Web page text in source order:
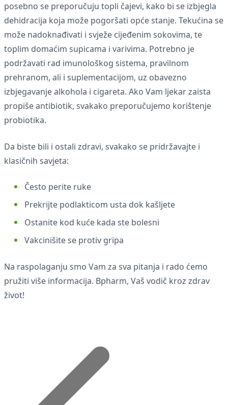
posebno se preporučuju topli čajevi, kako bi se izbjegla
dehidracija koja može pogoršati opće stanje. Tekućina se
može nadoknađivati i svježe cijeđenim sokovima, te
toplim domaćim supicama i varivima. Potrebno je
podržavati rad imunološkog sistema, pravilnom
prehranom, ali i suplementacijom, uz obavezno
izbjegavanje alkohola i cigareta. Ako Vam ljekar zaista
propiše antibiotik, svakako preporučujemo korištenje
probiotika.
Da biste bili i ostali zdravi, svakako se pridržavajte i
klasičnih savjeta:
Često perite ruke
Prekrijte podlakticom usta dok kašljete
Ostanite kod kuće kada ste bolesni
Vakcinišite se protiv gripa
Na raspolaganju smo Vam za sva pitanja i rado ćemo
pružiti više informacija. Bpharm, Vaš vodič kroz zdrav
život!